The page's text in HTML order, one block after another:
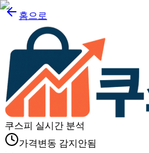
홈으로
쿠스피 실시간 분석
가격변동 감지안됨